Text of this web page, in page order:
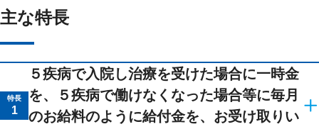
主な特長
特長
1
５疾病で入院し治療を受けた場合に一時金
を、５疾病で働けなくなった場合等に毎月
のお給料のように給付金を、お受け取りい